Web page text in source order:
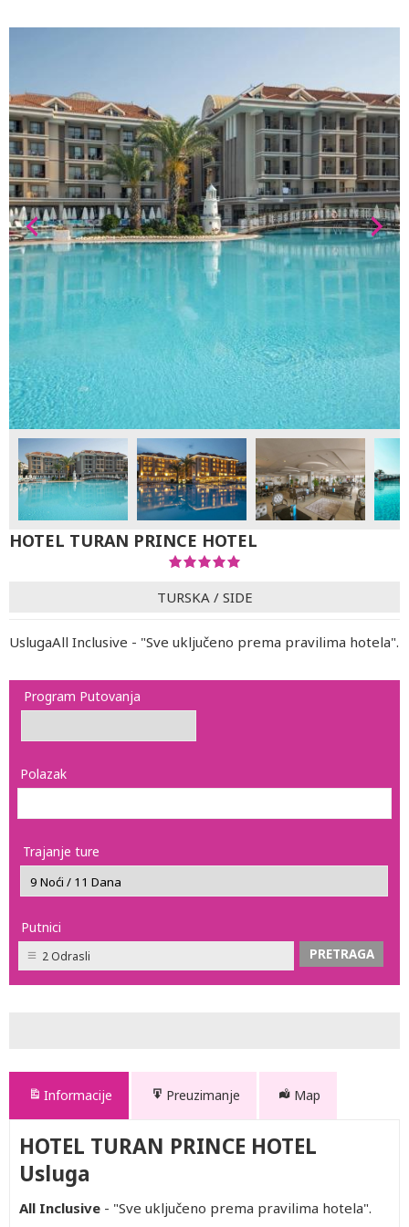
HOTEL TURAN PRINCE HOTEL
TURSKA / SIDE
UslugaAll Inclusive - "Sve uključeno prema pravilima hotela".
Program Putovanja
Polazak
Trajanje ture
Putnici
2 Odrasli
Informacije Preuzimanje Map
HOTEL TURAN PRINCE HOTEL
Usluga
All Inclusive - "Sve uključeno prema pravilima hotela".